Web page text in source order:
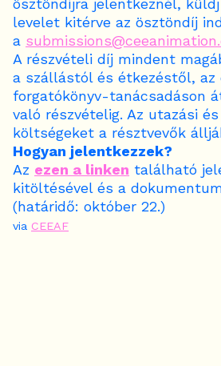
ösztöndíjra jelentkeznél,
levelet kitérve az ösztöndíj
a
A részvételi díj mindent
a szállástól és étkezéstől, az
forgatókönyv-tanácsadáson
való részvételig. Az utazási
költségeket a résztvevők
Hogyan jelentkezzek?
Az ezen a linken található
kitöltésével és a
(határidő: október 22.)
via CEEAF